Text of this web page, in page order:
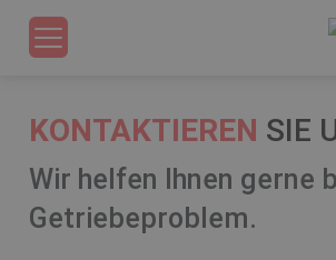
Menu
KONTAKTIEREN SIE
Wir helfen Ihnen gerne
Getriebeproblem.